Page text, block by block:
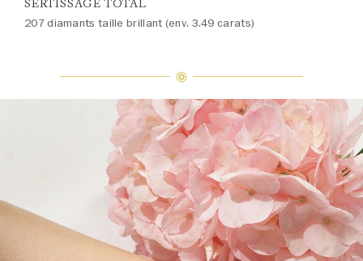
SERTISSAGE TOTAL
207 diamants taille brillant (env. 3.49 carats)